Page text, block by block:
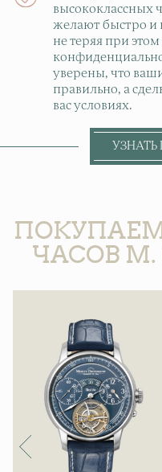
высококлассных
желают быстро и
не теряя при
уверены, что
правильно, а
вас условиях.
ЧАСОВ M.